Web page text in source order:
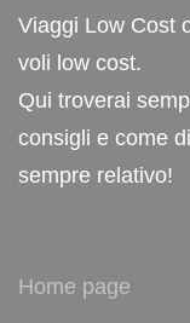
Viaggi Low Cost
voli low cost.
Qui troverai
consigli e come
sempre relativo!
Home page